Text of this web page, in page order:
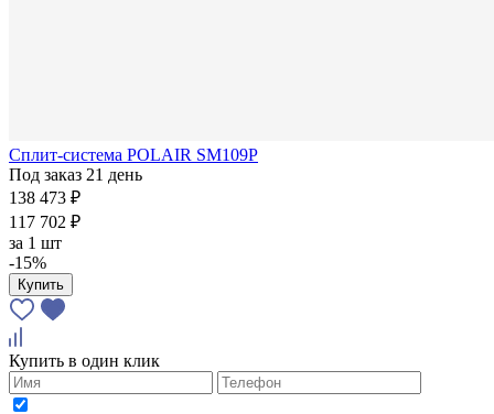
Сплит-система POLAIR SМ109P
Под заказ 21 день
138 473 ₽
117 702 ₽
за 1 шт
-15%
Купить
Купить в один клик